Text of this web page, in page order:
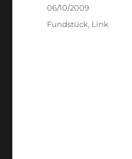
Posted
06/10/2009
Categories
Fundstück, Link